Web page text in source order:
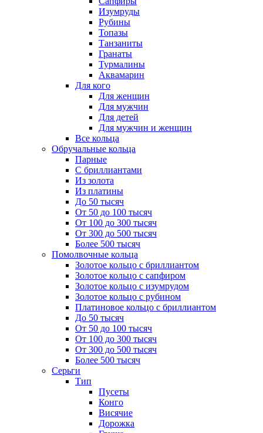
Изумруды
Рубины
Топазы
Танзаниты
Гранаты
Турмалины
Аквамарин
Для кого
Для женщин
Для мужчин
Для детей
Для мужчин и женщин
Все кольца
Обручальные кольца
Парные
С бриллиантами
Из золота
Из платины
До 50 тысяч
От 50 до 100 тысяч
От 100 до 300 тысяч
От 300 до 500 тысяч
Более 500 тысяч
Помолвочные кольца
Золотое кольцо с бриллиантом
Золотое кольцо с сапфиром
Золотое кольцо с изумрудом
Золотое кольцо с рубином
Платиновое кольцо с бриллиантом
До 50 тысяч
От 50 до 100 тысяч
От 100 до 300 тысяч
От 300 до 500 тысяч
Более 500 тысяч
Серьги
Тип
Пусеты
Конго
Висячие
Дорожка